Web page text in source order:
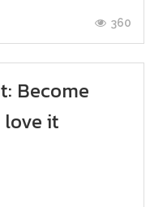
ผลออกมาว่า ไม่
อนาคตได...
360
Become
love it